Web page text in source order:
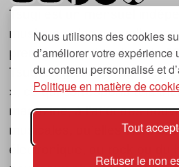
Nous utilisons des cookies
d’améliorer votre expérience
du contenu personnalisé et
Politique en matière de
Tout
Refuser le non
Tsugi est un mensuel
musique et les nouvelles
première parution date de
Tsugi en japonais signifie «
», ce qui correspond à la
magazine, à l’affût des
musicales, qu’elles viennent
électronique, du rock ou du